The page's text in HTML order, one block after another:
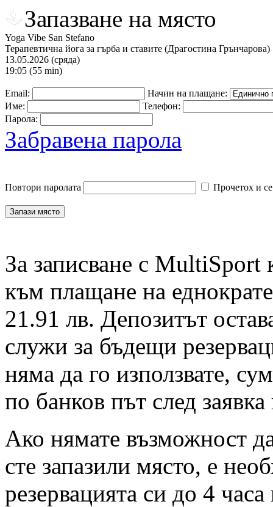
Запазване на място
Yoga Vibe San Stefano
Терапевтична йога за гърба и ставите (Драгостина Грънчарова)
13.05.2026 (сряда)
19:05 (55 min)
Email:
Начин на плащане:
Име:
Телефон:
Парола:
Забравена парола
Повтори паролата Прочетох и
За записване с MultiSport
към плащане на
21.91 лв. Депозитът
служи за бъдещи
няма да го използвате,
по банков път след
Ако нямате възможност
сте запазили място, е
резервацията си до 4